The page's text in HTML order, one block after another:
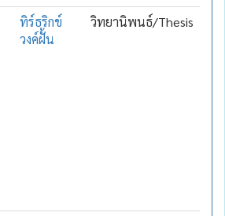
ทิร์ธริกข์
วงค์ฝั้น
วิทยานิพนธ์/Thesis